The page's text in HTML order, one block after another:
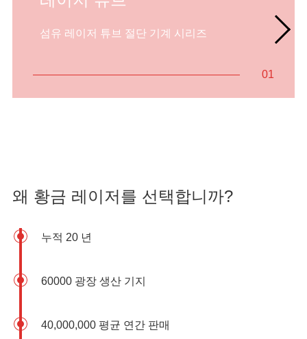
섬유 레이저 튜브 절단 기계 시리즈
01
왜 황금 레이저를 선택합니까?
누적 20 년
60000 광장 생산 기지
40,000,000 평균 연간 판매